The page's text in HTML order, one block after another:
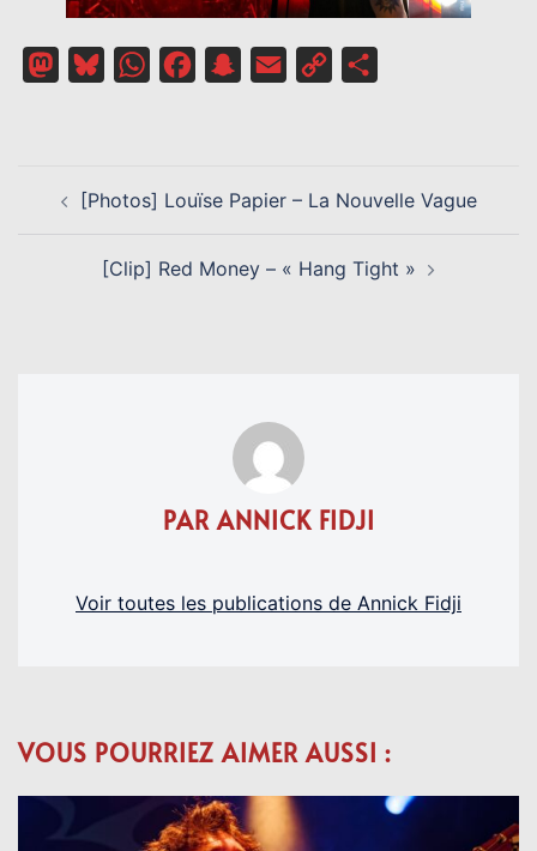
MastodonBlueskyWhatsAppFacebookSnapchat
Email
Copy
D’ARTICLE
[Photos] Louïse Papier – La Nouvelle Vague
[Clip] Red Money – « Hang Tight »
PAR ANNICK FIDJI
Voir toutes les publications de Annick Fidji
VOUS POURRIEZ AIMER AUSSI :